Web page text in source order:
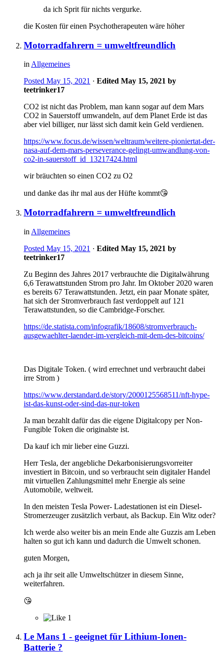
da ich Sprit für nichts vergurke.
die Kosten für einen Psychotherapeuten wäre höher
Motorradfahrern = umweltfreundlich
in Allgemeines
Posted May 15, 2021 · Edited May 15, 2021 by
teetrinker17
CO2 ist nicht das Problem, man kann sogar auf dem Mars
CO2 in Sauerstoff umwandeln, auf dem Planet Erde ist das
aber viel billiger, nur lässt sich damit kein Geld verdienen.
https://www.focus.de/wissen/weltraum/weitere-pioniertat-der-
nasa-auf-dem-mars-perseverance-gelingt-umwandlung-von-
co2-in-sauerstoff_id_13217424.html
wir bräuchten so einen CO2 zu O2
und danke das ihr mal aus der Hüfte kommt😘
Motorradfahrern = umweltfreundlich
in Allgemeines
Posted May 15, 2021 · Edited May 15, 2021 by
teetrinker17
Zu Beginn des Jahres 2017 verbrauchte die Digitalwährung
6,6 Terawattstunden Strom pro Jahr. Im Oktober 2020 waren
es bereits 67 Terawattstunden. Jetzt, ein paar Monate später,
hat sich der Stromverbrauch fast verdoppelt auf 121
Terawattstunden, so die Cambridge-Forscher.
https://de.statista.com/infografik/18608/stromverbrauch-
ausgewaehlter-laender-im-vergleich-mit-dem-des-bitcoins/
Das Digitale Token. ( wird errechnet und verbraucht dabei
irre Strom )
https://www.derstandard.de/story/2000125568511/nft-hype-
ist-das-kunst-oder-sind-das-nur-token
Ja man bezahlt dafür das die eigene Digitalcopy per Non-
Fungible Token die originalste ist.
Da kauf ich mir lieber eine Guzzi.
Herr Tesla, der angebliche Dekarbonisierungsvorreiter
investiert in Bitcoin, und so verbraucht sein digitaler Handel
mit virtuellen Zahlungsmittel mehr Energie als seine
Automobile, weltweit.
In den meisten Tesla Power- Ladestationen ist ein Diesel-
Stromerzeuger zusätzlich verbaut, als Backup. Ein Witz oder?
Ich werde also weiter bis an mein Ende alte Guzzis am Leben
halten so gut ich kann und dadurch die Umwelt schonen.
guten Morgen,
ach ja ihr seit alle Umweltschützer in diesem Sinne,
weiterfahren.
😘
1
Le Mans 1 - geeignet für Lithium-Ionen-
Batterie ?